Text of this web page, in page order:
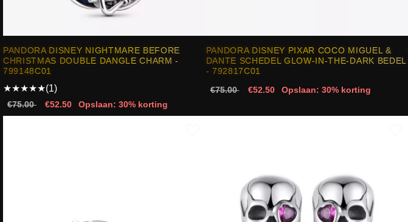
PANDORA DISNEY NIGHTMARE BEFORE
CHRISTMAS DOUBLE DANGLE CHARM -
799148C01
★★★★★(1)
€75.00 €52.50 Opslaan: 30% korting
PANDORA DISNEY PIXAR COCO MIGUEL &
DANTE SCHEDEL GLOW-IN-THE-DARK BEDEL
- 792817C01
€75.00 €52.50 Opslaan: 30% korting